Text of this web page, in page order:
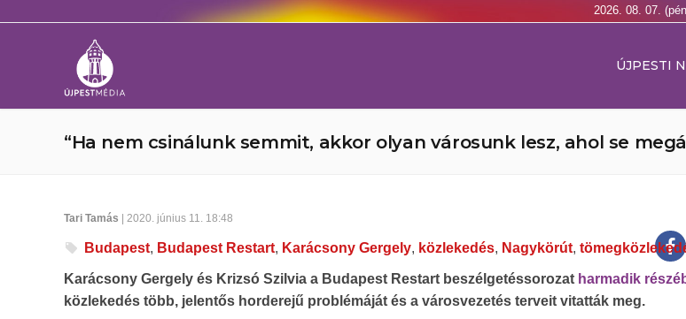
2026. 08. 07.
ÚJPESTI
“Ha nem csinálunk semmit, akkor olyan városunk lesz, ahol se
Tari Tamás | 2020. június 11. 18:48
Budapest, Budapest Restart, Karácsony Gergely, közlekedés, Nagykörút,
Karácsony Gergely és Krizsó Szilvia a Budapest Restart beszélgetéssorozat harmadik
közlekedés több, jelentős horderejű problémáját és a városvezetés terveit vitatták meg.